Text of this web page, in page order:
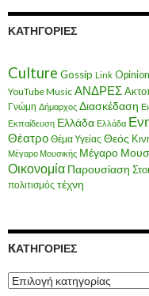
ΚΑΤΗΓΟΡΊΕΣ
Culture Gossip Link Opinion
YouTube Music ΑΝΔΡΕΣ
Γνώμη Δήμαρχος Διασκέδαση
Εκπαίδευση Ελλάδα Ελλάδα
Θέατρο Θέμα Υγείας Θεός
Μέγαρο Μουσικής Μέγαρο
Οικονομία Παρουσίαση
πολιτισμός τέχνη
KΑΤΗΓΟΡΊΕΣ
Kατηγορίες